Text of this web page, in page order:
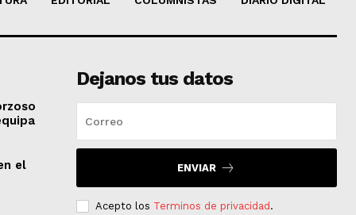
el
Dejanos tus datos
ENVIAR
Acepto los Terminos de privacidad.